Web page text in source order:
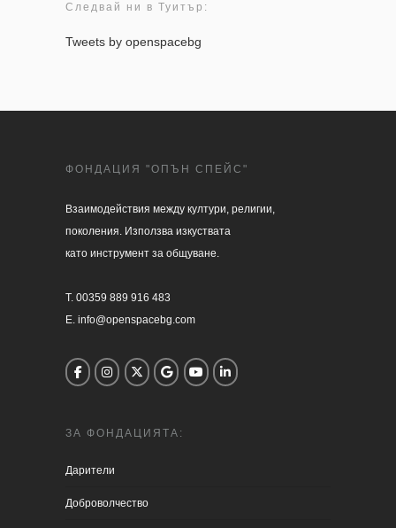
Следвай ни в Туитър:
Tweets by openspacebg
ФОНДАЦИЯ "ОПЪН СПЕЙС"
Взаимодействия между култури, религии,
поколения. Използва изкуствата
като инструмент за общуване.
T. 00359 889 916 483
E. info@openspacebg.com
ЗА ФОНДАЦИЯТА:
Дарители
Доброволчество